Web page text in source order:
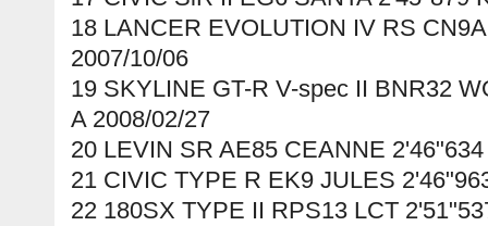
18 LANCER EVOLUTION IV RS
2007/10/06
19 SKYLINE GT-R V-spec II BNR32
A 2008/02/27
20 LEVIN SR AE85 CEANNE
21 CIVIC TYPE R EK9 JULES
22 180SX TYPE II RPS13 LCT